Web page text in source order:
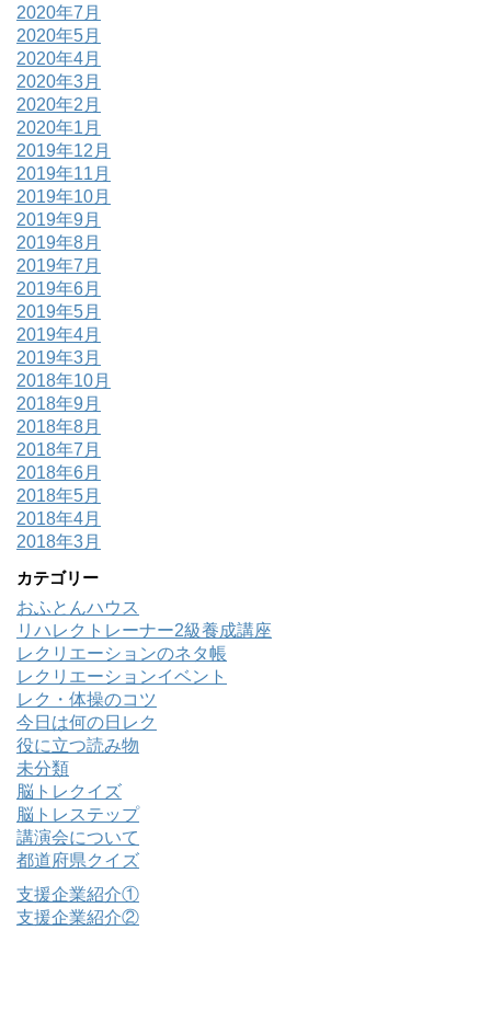
2020年7月
2020年5月
2020年4月
2020年3月
2020年2月
2020年1月
2019年12月
2019年11月
2019年10月
2019年9月
2019年8月
2019年7月
2019年6月
2019年5月
2019年4月
2019年3月
2018年10月
2018年9月
2018年8月
2018年7月
2018年6月
2018年5月
2018年4月
2018年3月
カテゴリー
おふとんハウス
リハレクトレーナー2級養成講座
レクリエーションのネタ帳
レクリエーションイベント
レク・体操のコツ
今日は何の日レク
役に立つ読み物
未分類
脳トレクイズ
脳トレステップ
講演会について
都道府県クイズ
支援企業紹介①
支援企業紹介②